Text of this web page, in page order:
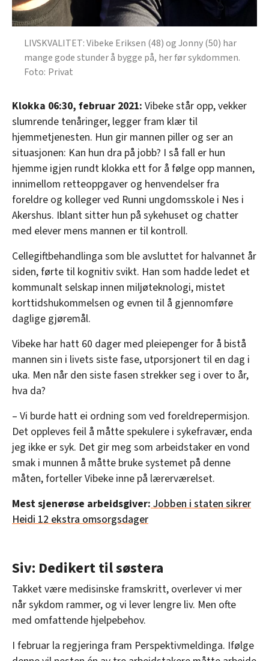
LIVSKVALITET: Vibeke Eriksen (48) og Jonny (50) har
mange gode stunder å bygge på, her før sykdommen.
Privat
Klokka 06:30, februar 2021: Vibeke står opp, vekker
slumrende tenåringer, legger fram klær til
hjemmetjenesten. Hun gir mannen piller og ser an
situasjonen: Kan hun dra på jobb? I så fall er hun
hjemme igjen rundt klokka ett for å følge opp mannen,
innimellom retteoppgaver og henvendelser fra
foreldre og kolleger ved Runni ungdomsskole i Nes i
Akershus. Iblant sitter hun på sykehuset og chatter
med elever mens mannen er til kontroll.
Cellegiftbehandlinga som ble avsluttet for halvannet år
siden, førte til kognitiv svikt. Han som hadde ledet et
kommunalt selskap innen miljøteknologi, mistet
korttidshukommelsen og evnen til å gjennomføre
daglige gjøremål.
Vibeke har hatt 60 dager med pleiepenger for å bistå
mannen sin i livets siste fase, utporsjonert til en dag i
uka. Men når den siste fasen strekker seg i over to år,
hva da?
– Vi burde hatt ei ordning som ved foreldrepermisjon.
Det oppleves feil å måtte spekulere i sykefravær, enda
jeg ikke er syk. Det gir meg som arbeidstaker en vond
smak i munnen å måtte bruke systemet på denne
måten, forteller Vibeke inne på lærerværelset.
Mest sjenerøse arbeidsgiver: Jobben i staten sikrer
Heidi 12 ekstra omsorgsdager
Siv: Dedikert til søstera
Takket være medisinske framskritt, overlever vi mer
når sykdom rammer, og vi lever lengre liv. Men ofte
med omfattende hjelpebehov.
I februar la regjeringa fram Perspektivmeldinga. Ifølge